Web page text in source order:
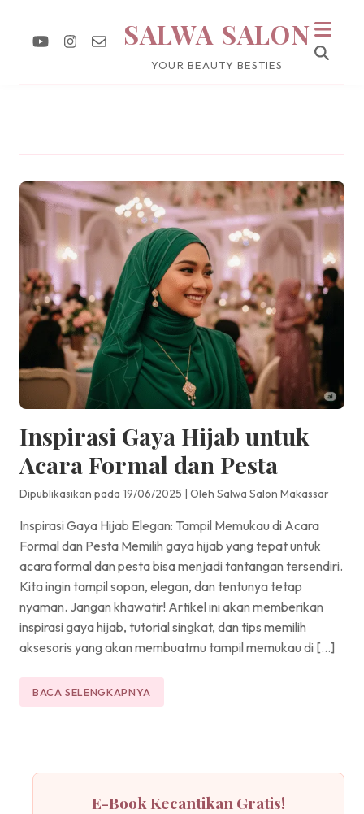
SALWA SALON
YOUR BEAUTY BESTIES
Inspirasi Gaya Hijab untuk
Acara Formal dan Pesta
Dipublikasikan pada 19/06/2025 | Oleh Salwa Salon Makassar
Inspirasi Gaya Hijab Elegan: Tampil Memukau di Acara
Formal dan Pesta Memilih gaya hijab yang tepat untuk
acara formal dan pesta bisa menjadi tantangan tersendiri.
Kita ingin tampil sopan, elegan, dan tentunya tetap
nyaman. Jangan khawatir! Artikel ini akan memberikan
inspirasi gaya hijab, tutorial singkat, dan tips memilih
aksesoris yang akan membuatmu tampil memukau di […]
BACA SELENGKAPNYA
E-Book Kecantikan Gratis!